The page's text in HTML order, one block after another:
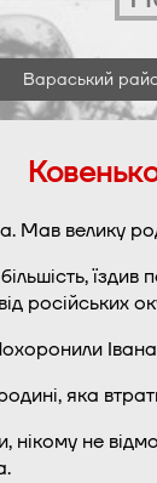
Вараський
Мав велику
російських
яка
нікому не